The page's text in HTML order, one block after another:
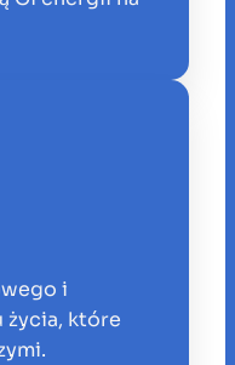
i
życia, które